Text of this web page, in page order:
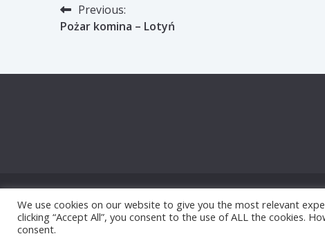
Nawigacja
wpisu
Previous:
Pożar komina – Lotyń
We use cookies on our website to give you the most relevant
clicking “Accept All”, you consent to the use of ALL the cookies.
consent.